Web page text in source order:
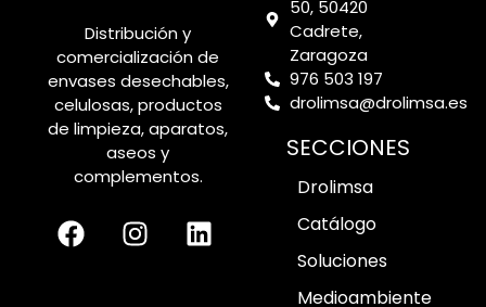
Distribución y
comercialización de
envases desechables,
celulosas, productos
de limpieza, aparatos,
aseos y
complementos.
50, 50420
Cadrete,
Zaragoza
976 503 197
drolimsa@drolimsa.es
SECCIONES
Drolimsa
Catálogo
Soluciones
Medioambiente